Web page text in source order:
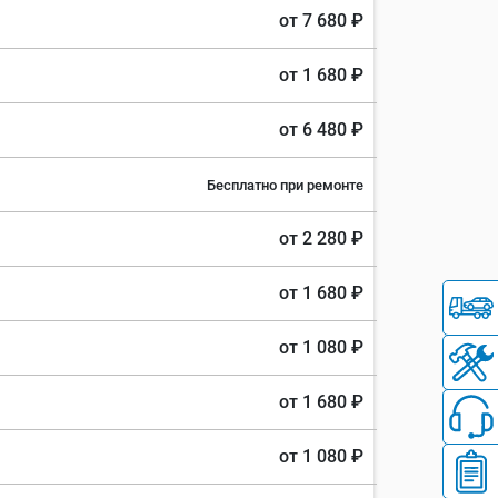
от 7 680 ₽
от 1 680 ₽
от 6 480 ₽
Бесплатно при ремонте
от 2 280 ₽
от 1 680 ₽
от 1 080 ₽
от 1 680 ₽
от 1 080 ₽